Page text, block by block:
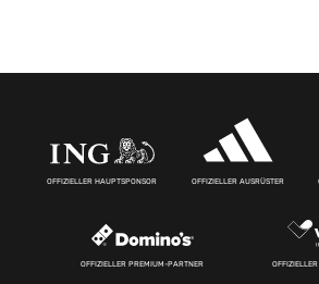
OFFIZIELLER HAUPTSPONSOR OFFIZIELLER AUSRÜSTER
OFFIZIELLER PREMIUM-PARTNER